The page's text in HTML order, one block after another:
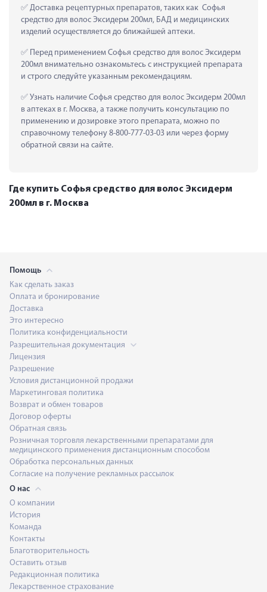
Доставка рецептурных препаратов, таких как  Софья
средство для волос Эксидерм 200мл, БАД и медицинских
изделий осуществляется до ближайшей аптеки.
Перед применением Софья средство для волос Эксидерм
200мл внимательно ознакомьтесь с инструкцией препарата
и строго следуйте указанным рекомендациям.
Узнать наличие Софья средство для волос Эксидерм 200мл
в аптеках в г. Москва, а также получить консультацию по
применению и дозировке этого препарата, можно по
справочному телефону 8-800-777-03-03 или через форму
обратной связи на сайте.
Где купить Софья средство для волос Эксидерм
200мл в г. Москва
Помощь
Как сделать заказ
Оплата и бронирование
Доставка
Это интересно
Политика конфиденциальности
Разрешительная документация
Лицензия
Разрешение
Условия дистанционной продажи
Маркетинговая политика
Возврат и обмен товаров
Договор оферты
Обратная связь
Розничная торговля лекарственными препаратами для
медицинского применения дистанционным способом
Обработка персональных данных
Согласие на получение рекламных рассылок
О нас
О компании
История
Команда
Контакты
Благотворительность
Оставить отзыв
Редакционная политика
Лекарственное страхование